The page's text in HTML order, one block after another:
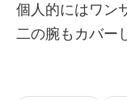
個人的にはワン
二の腕もカバー